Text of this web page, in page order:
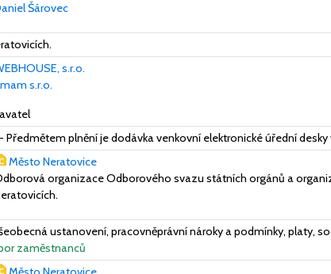
Šárovec
s.r.o.
s.r.o.
plnění je dodávka venkovní elektronické úřední
Město Neratovice
organizace Odborového svazu státních orgánů a
ustanovení, pracovněprávní nároky a podmínky, platy,
zaměstnanců